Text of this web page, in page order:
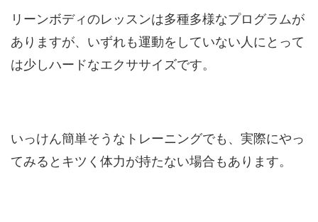
リーンボディのレッスンは多種多様なプログラムが
ありますが、いずれも運動をしていない人にとって
は少しハードなエクササイズです。
いっけん簡単そうなトレーニングでも、実際にやっ
てみるとキツく体力が持たない場合もあります。